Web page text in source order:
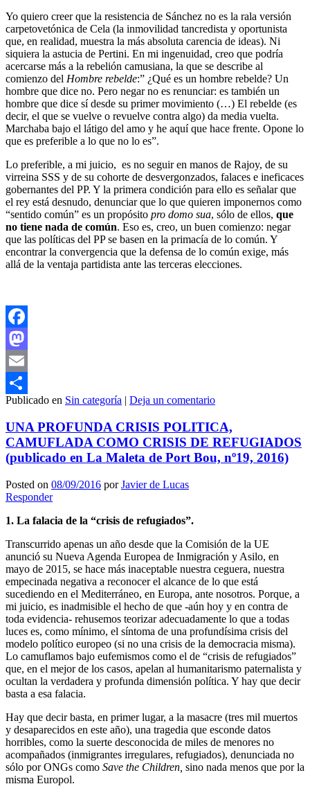
Yo quiero creer que la resistencia de Sánchez no es la rala versión
carpetovetónica de Cela (la inmovilidad tancredista y oportunista
que, en realidad, muestra la más absoluta carencia de ideas). Ni
siquiera la astucia de Pertini. En mi ingenuidad, creo que podría
acercarse más a la rebelión camusiana, la que se describe al
comienzo del Hombre rebelde:” ¿Qué es un hombre rebelde? Un
hombre que dice no. Pero negar no es renunciar: es también un
hombre que dice sí desde su primer movimiento (…) El rebelde (es
decir, el que se vuelve o revuelve contra algo) da media vuelta.
Marchaba bajo el látigo del amo y he aquí que hace frente. Opone lo
que es preferible a lo que no lo es”.
Lo preferible, a mi juicio, es no seguir en manos de Rajoy, de su
virreina SSS y de su cohorte de desvergonzados, falaces e ineficaces
gobernantes del PP. Y la primera condición para ello es señalar que
el rey está desnudo, denunciar que lo que quieren imponernos como
“sentido común” es un propósito pro domo sua, sólo de ellos, que
no tiene nada de común. Eso es, creo, un buen comienzo: negar
que las políticas del PP se basen en la primacía de lo común. Y
encontrar la convergencia que la defensa de lo común exige, más
allá de la ventaja partidista ante las terceras elecciones.
Facebook
Mastodon
Email
Compartir
Publicado en Sin categoría | Deja un comentario
UNA PROFUNDA CRISIS POLITICA,
CAMUFLADA COMO CRISIS DE REFUGIADOS
(publicado en La Maleta de Port Bou, nº19, 2016)
Posted on 08/09/2016 porJavier de Lucas
Responder
1. La falacia de la “crisis de refugiados”.
Transcurrido apenas un año desde que la Comisión de la UE
anunció su Nueva Agenda Europea de Inmigración y Asilo, en
mayo de 2015, se hace más inaceptable nuestra ceguera, nuestra
empecinada negativa a reconocer el alcance de lo que está
sucediendo en el Mediterráneo, en Europa, ante nosotros. Porque, a
mi juicio, es inadmisible el hecho de que -aún hoy y en contra de
toda evidencia- rehusemos teorizar adecuadamente lo que a todas
luces es, como mínimo, el síntoma de una profundísima crisis del
modelo político europeo (si no una crisis de la democracia misma).
Lo camuflamos bajo eufemismos como el de “crisis de refugiados”
que, en el mejor de los casos, apelan al humanitarismo paternalista y
ocultan la verdadera y profunda dimensión política. Y hay que decir
basta a esa falacia.
Hay que decir basta, en primer lugar, a la masacre (tres mil muertos
y desaparecidos en este año), una tragedia que esconde datos
horribles, como la suerte desconocida de miles de menores no
acompañados (inmigrantes irregulares, refugiados), denunciada no
sólo por ONGs como Save the Children, sino nada menos que por la
misma Europol.